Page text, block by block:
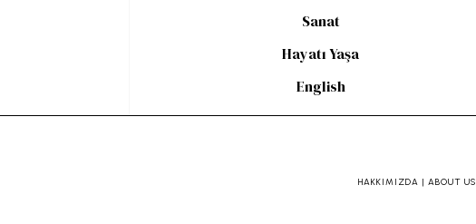
Sanat
Hayatı Yaşa
English
HAKKIMIZDA | ABOUT US